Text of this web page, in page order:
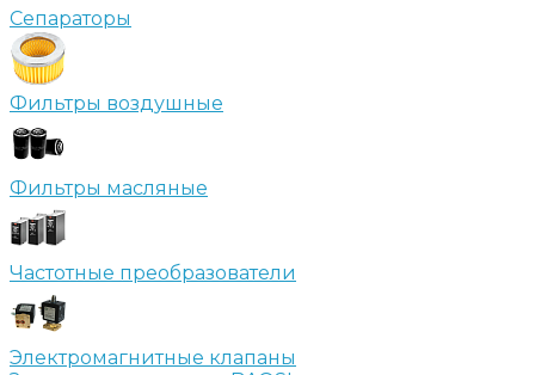
Сепараторы
Фильтры воздушные
Фильтры масляные
Частотные преобразователи
Электромагнитные клапаны